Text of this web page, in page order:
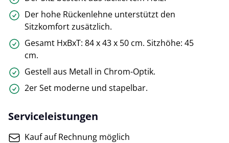
Der hohe Rückenlehne unterstützt den
Sitzkomfort zusätzlich.
Gesamt HxBxT: 84 x 43 x 50 cm. Sitzhöhe: 45
cm.
Gestell aus Metall in Chrom-Optik.
2er Set moderne und stapelbar.
Serviceleistungen
Kauf auf Rechnung möglich